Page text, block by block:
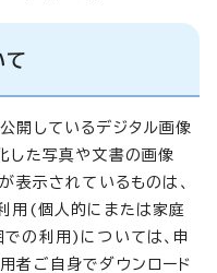
て
開しているデジタル画像
した写真や文書の画像
表示されているものは、
用(個人的にまたは家庭
の利用)については、申
者ご自身でダウンロード